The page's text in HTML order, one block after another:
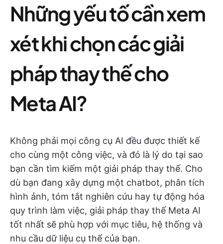
Những yếu tố cần xem
xét khi chọn các giải
pháp thay thế cho
Meta AI?
Không phải mọi công cụ AI đều được thiết kế
cho cùng một công việc, và đó là lý do tại sao
bạn cần tìm kiếm một giải pháp thay thế. Cho
dù bạn đang xây dựng một chatbot, phân tích
hình ảnh, tóm tắt nghiên cứu hay tự động hóa
quy trình làm việc, giải pháp thay thế Meta AI
tốt nhất sẽ phù hợp với mục tiêu, hệ thống và
nhu cầu dữ liệu cụ thể của bạn.